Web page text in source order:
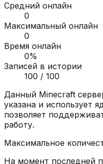
Средний онлайн
0
Максимальный онлайн
0
Время онлайн
0%
Записей в истории
100 / 100
Данный Minecraft
указана и использует
позволяет
работу.
Максимальное
На момент последней